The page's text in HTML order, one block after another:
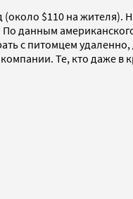
$110 на жителя).
данным
с питомцем
Те, кто даже в